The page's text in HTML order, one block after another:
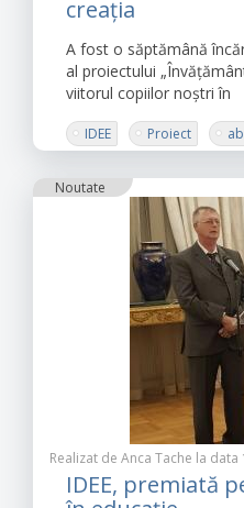
creația
A fost o săptămână
al proiectului
viitorul copiilor noștri în
IDEE Proiect
Noutate
Realizat de Anca Tache la data
IDEE, premiată